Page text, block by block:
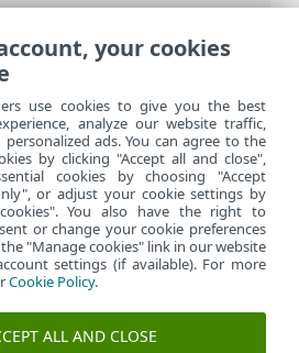
>ESET PROTECT On-
>Systèmes
en charge
postes de travail
ESET
your cookies
use cookies to give you the best
analyze our website traffic,
ads. You can agree to the
by clicking "Accept all and close",
cookies by choosing "Accept
or adjust your cookie settings by
You also have the right to
or change your cookie preferences
"Manage cookies" link in our website
settings (if available). For more
Cookie Policy.
ALL AND CLOSE